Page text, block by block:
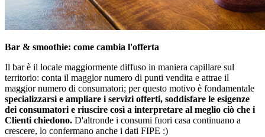
Bar & smoothie: come cambia l'offerta
Il bar è il locale maggiormente diffuso in maniera capillare sul
territorio: conta il maggior numero di punti vendita e attrae il
maggior numero di consumatori; per questo motivo è fondamentale
specializzarsi e ampliare i servizi offerti, soddisfare le esigenze
dei consumatori e riuscire così a interpretare al meglio ciò che i
Clienti chiedono. D'altronde i consumi fuori casa continuano a
crescere, lo confermano anche i dati FIPE :)